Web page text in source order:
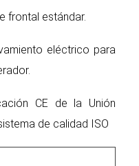
frontal estándar.
eléctrico para
CE de la Unión
de calidad ISO